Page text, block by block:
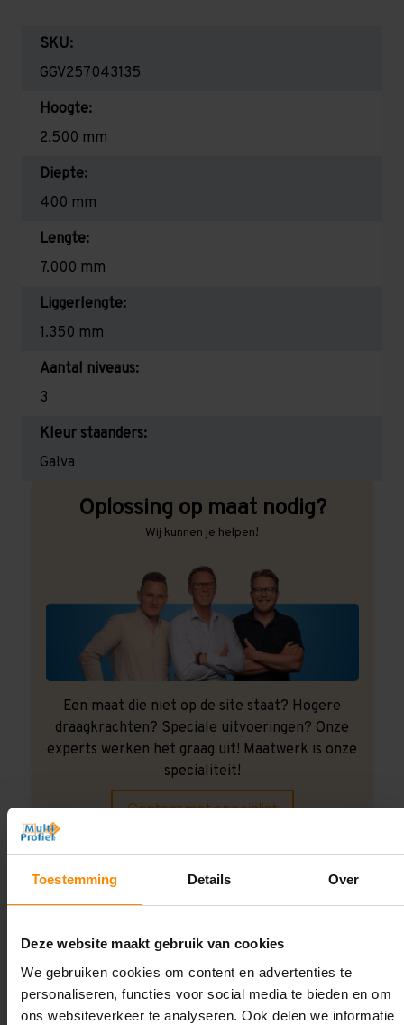
Toestemming Details Over
Deze website maakt gebruik van cookies
We gebruiken cookies om content en advertenties te
personaliseren, functies voor social media te bieden en om
ons websiteverkeer te analyseren. Ook delen we informatie
SKU:
GGV257043135
Hoogte:
2.500 mm
Diepte:
400 mm
Lengte:
7.000 mm
Liggerlengte:
1.350 mm
Aantal niveaus:
3
Kleur staanders:
Galva
Oplossing op maat nodig?
Wij kunnen je helpen!
Een maat die niet op de site staat? Hogere
draagkrachten? Speciale uitvoeringen? Onze
experts werken het graag uit! Maatwerk is onze
specialiteit!
Contact met specialist
Montage uitbesteden?